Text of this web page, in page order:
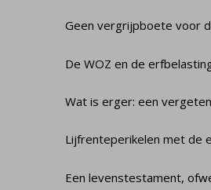
Geen vergrijpboete voor
De WOZ en de
Wat is erger: een
Lijfrenteperikelen met de
Een levenstestament,